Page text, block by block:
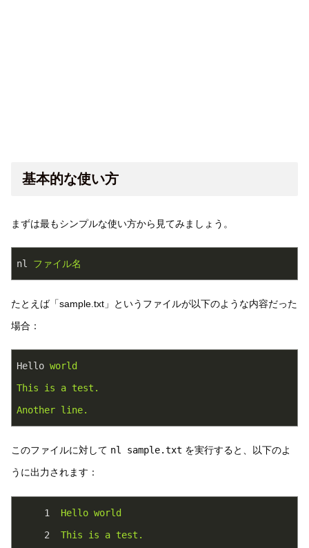
基本的な使い方
まずは最もシンプルな使い方から見てみましょう。
nl ファイル名
たとえば「sample.txt」というファイルが以下のような内容だった
場合：
Hello world
This is a test.
Another line.
このファイルに対して nl sample.txt を実行すると、以下のよ
うに出力されます：
1 Hello world
2
This is a test.